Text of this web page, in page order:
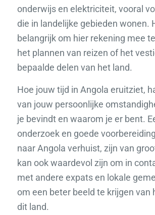
onderwijs en elektriciteit, vooral
die in landelijke gebieden wonen.
belangrijk om hier rekening mee
het plannen van reizen of het
bepaalde delen van het land.
Hoe jouw tijd in Angola eruitziet,
van jouw persoonlijke
je bevindt en waarom je er bent.
onderzoek en goede
naar Angola verhuist, zijn van
kan ook waardevol zijn om in
met andere expats en lokale
om een beter beeld te krijgen van
dit land.